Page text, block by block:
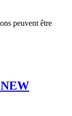
peuvent être